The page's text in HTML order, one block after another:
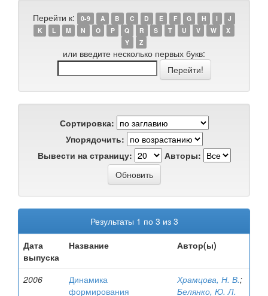
Перейти к: 0-9 A B C D E F G H I
J
K
L M N O P Q R S T U V W
X
Y
Z
или введите несколько первых букв:
Сортировка:
Упорядочить:
Вывести на страницу:
Авторы:
Результаты 1 по 3 из 3
Дата
выпуска
Название Автор(ы)
2006
Динамика
формирования
Храмцова, Н. В.;
Белянко, Ю. Л.